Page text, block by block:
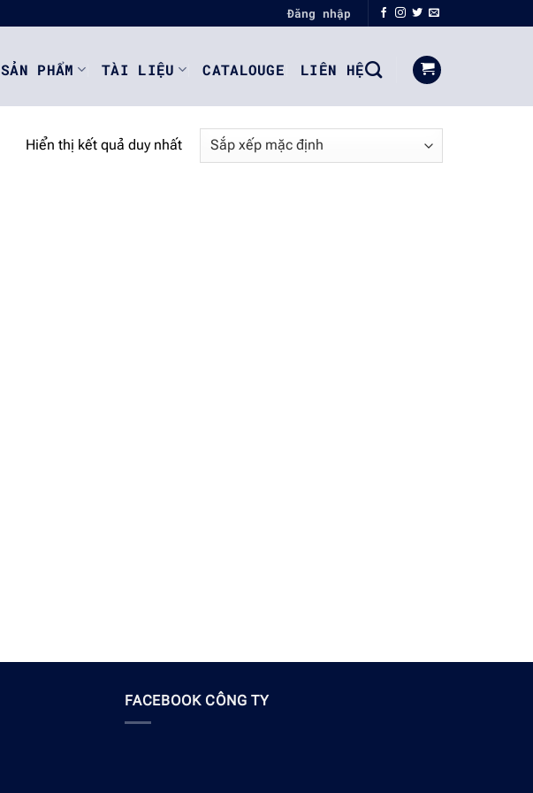
Đăng nhập
SẢN PHẨM TÀI LIỆU CATALOUGE LIÊN HỆ
Hiển thị kết quả duy nhất
FACEBOOK CÔNG TY